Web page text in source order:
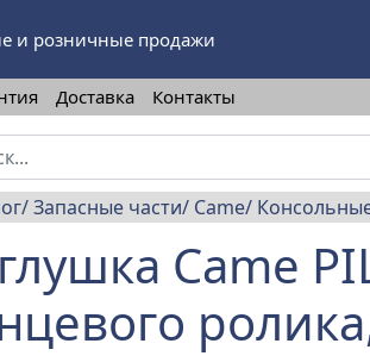
и розничные продажи
Доставка Контакты
Запасные части Came
Came